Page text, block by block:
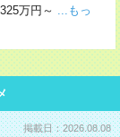
万円～ ...もっ
掲載日：2026.08.08